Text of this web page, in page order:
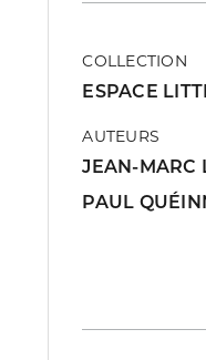
COLLECTION
ESPACE
AUTEURS
JEAN-MARC
PAUL